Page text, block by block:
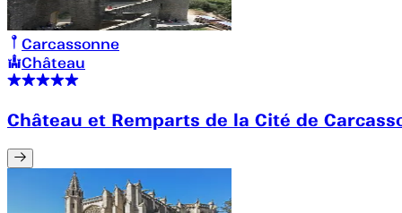
Carcassonne
Château
Château et Remparts de la Cité de